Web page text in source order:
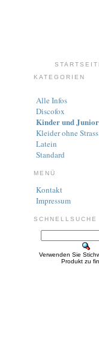
KATEGORIEN
Alle Infos
Discofox
Kinder und
Kleider ohne Strass
Latein
Standard
MENÜ
Kontakt
Impressum
SCHNELLSUCHE
Verwenden Sie
Produkt zu